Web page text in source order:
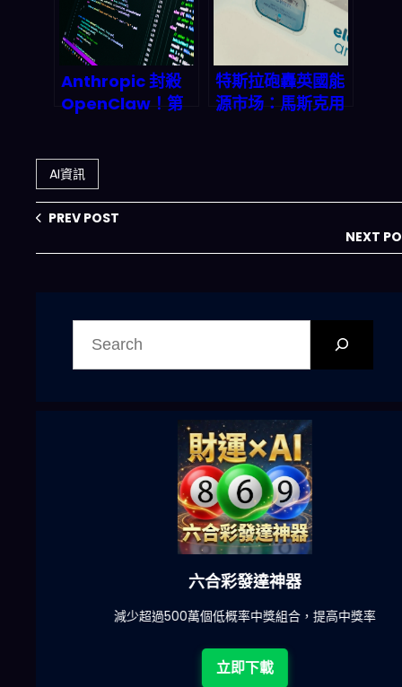
Anthropic 封殺
OpenClaw！第
生態何去何從？
特斯拉砲轟英國能
源市场：馬斯克用
AI資訊
PREV POST
NEXT
六合彩發達神器
減少超過500萬個低概率中獎組合，提高中獎率
立即下載